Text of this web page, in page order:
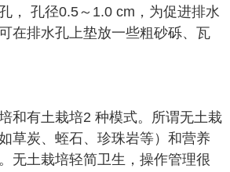
， 孔径0.5～1.0 cm，为促进排水
在排水孔上垫放一些粗砂砾、瓦
和有土栽培2 种模式。所谓无土栽
草炭、蛭石、珍珠岩等）和营养
无土栽培轻简卫生，操作管理很